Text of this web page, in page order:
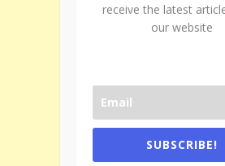
receive the latest
our website
SUBSCRIBE!